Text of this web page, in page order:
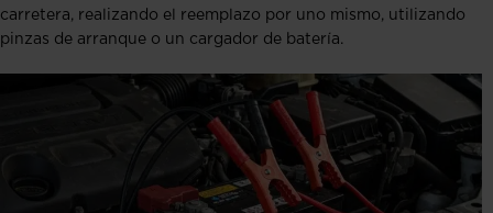
carretera, realizando el reemplazo por uno mismo, utilizando
pinzas de arranque o un cargador de batería.